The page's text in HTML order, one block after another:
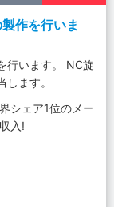
作を行いま
行います。 NC旋
ます。
シェア1位のメー
入!